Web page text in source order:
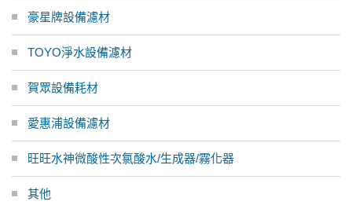
豪星牌設備濾材
TOYO淨水設備濾材
賀眾設備耗材
愛惠浦設備濾材
旺旺水神微酸性次氯酸水/生成器/霧化器
其他